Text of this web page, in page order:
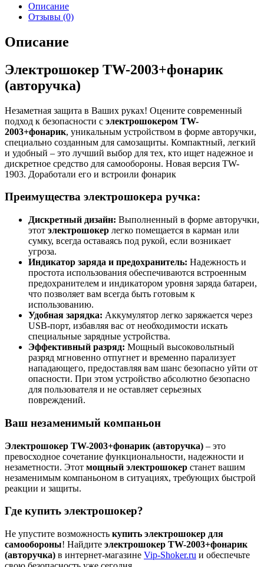
Описание
Отзывы (0)
Описание
Электрошокер TW-2003+фонарик
(авторучка)
Незаметная защита в Ваших руках! Оцените современный
подход к безопасности с электрошокером TW-
2003+фонарик, уникальным устройством в форме авторучки,
специально созданным для самозащиты. Компактный, легкий
и удобный – это лучший выбор для тех, кто ищет надежное и
дискретное средство для самообороны. Новая версия TW-
1903. Доработали его и встроили фонарик
Преимущества электрошокера ручка:
Дискретный дизайн: Выполненный в форме авторучки,
этот электрошокер легко помещается в карман или
сумку, всегда оставаясь под рукой, если возникает
угроза.
Индикатор заряда и предохранитель: Надежность и
простота использования обеспечиваются встроенным
предохранителем и индикатором уровня заряда батареи,
что позволяет вам всегда быть готовым к
использованию.
Удобная зарядка: Аккумулятор легко заряжается через
USB-порт, избавляя вас от необходимости искать
специальные зарядные устройства.
Эффективный разряд: Мощный высоковольтный
разряд мгновенно отпугнет и временно парализует
нападающего, предоставляя вам шанс безопасно уйти от
опасности. При этом устройство абсолютно безопасно
для пользователя и не оставляет серьезных
повреждений.
Ваш незаменимый компаньон
Электрошокер TW-2003+фонарик (авторучка) – это
превосходное сочетание функциональности, надежности и
незаметности. Этот мощный электрошокер станет вашим
незаменимым компаньоном в ситуациях, требующих быстрой
реакции и защиты.
Где купить электрошокер?
Не упустите возможность купить электрошокер для
самообороны! Найдите электрошокер TW-2003+фонарик
(авторучка) в интернет-магазине Vip-Shoker.ru и обеспечьте